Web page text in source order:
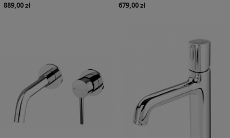
889,00 zł 679,00 zł